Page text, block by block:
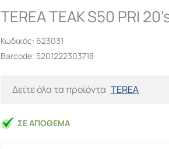
TEREA TEAK S50 PRI
Κωδικός: 623031
Barcode: 5201222303718
Δείτε όλα τα προϊόντα TEREA
ΣΕ ΑΠΌΘΕΜΑ